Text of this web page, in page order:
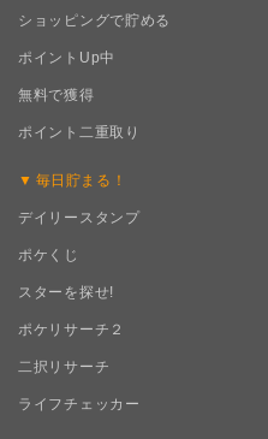
ショッピングで貯める
ポイントUp中
無料で獲得
ポイント二重取り
毎日 貯まる！
デイリースタンプ
ポケくじ
スターを探せ!
ポケリサーチ２
二択リサーチ
ライフチェッカー